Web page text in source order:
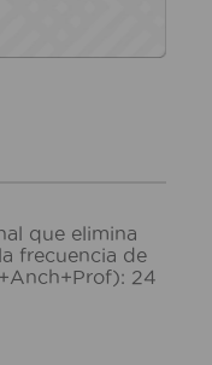
que elimina
frecuencia de
24